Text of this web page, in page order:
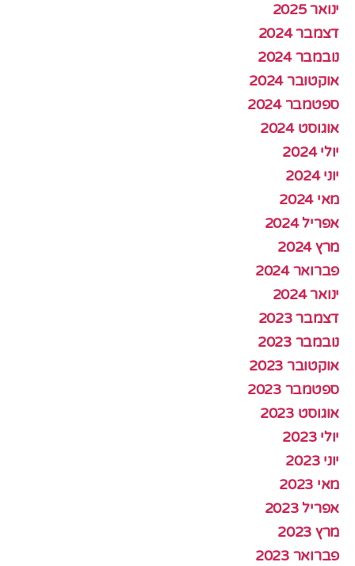
ינואר 2025
דצמבר 2024
נובמבר 2024
אוקטובר 2024
ספטמבר 2024
אוגוסט 2024
יולי 2024
יוני 2024
מאי 2024
אפריל 2024
מרץ 2024
פברואר 2024
ינואר 2024
דצמבר 2023
נובמבר 2023
אוקטובר 2023
ספטמבר 2023
אוגוסט 2023
יולי 2023
יוני 2023
מאי 2023
אפריל 2023
מרץ 2023
פברואר 2023